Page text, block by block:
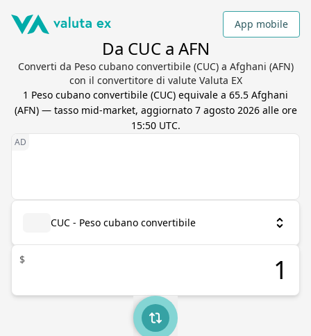
App mobile
Da CUC a AFN
Converti da Peso cubano convertibile (CUC) a Afghani (AFN)
con il convertitore di valute Valuta EX
1 Peso cubano convertibile (CUC) equivale a 65.5 Afghani
(AFN) — tasso mid-market, aggiornato 7 agosto 2026 alle ore
15:50 UTC.
CUC - Peso cubano convertibile
$